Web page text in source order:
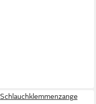
Schlauchklemmenzange